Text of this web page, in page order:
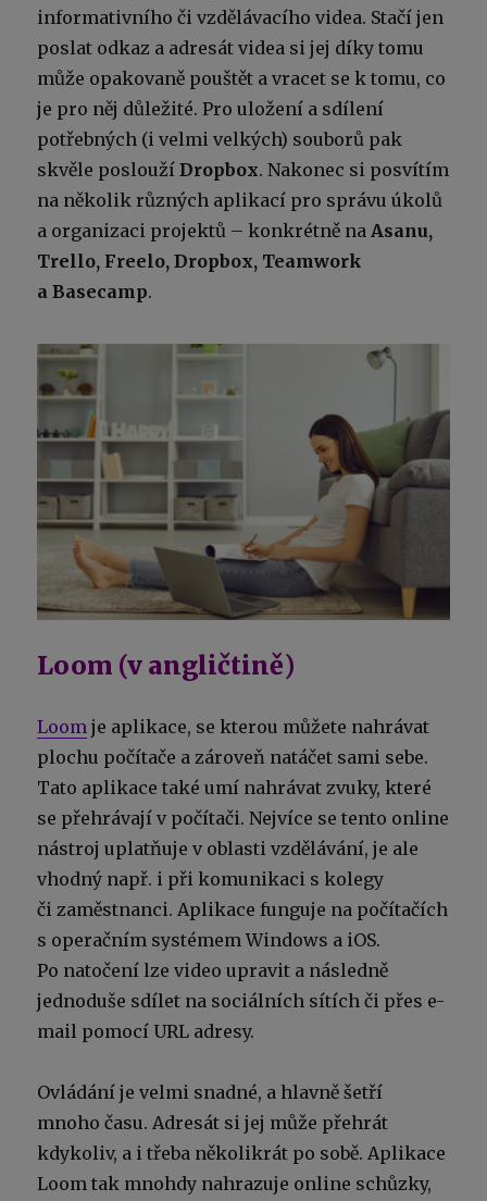
informativního či vzdělávacího videa. Stačí jen
poslat odkaz a adresát videa si jej díky tomu
může opakovaně pouštět a vracet se k tomu, co
je pro něj důležité. Pro uložení a sdílení
potřebných (i velmi velkých) souborů pak
skvěle posloužíDropbox. Nakonec si posvítím
na několik různých aplikací pro správu úkolů
a organizaci projektů – konkrétně naAsanu,
Trello, Freelo, Dropbox, Teamwork
a Basecamp.
Loom (v angličtině)
Loom je aplikace, se kterou můžete nahrávat
plochu počítače a zároveň natáčet sami sebe.
Tato aplikace také umí nahrávat zvuky, které
se přehrávají v počítači. Nejvíce se tento online
nástroj uplatňuje v oblasti vzdělávání, je ale
vhodný např. i při komunikaci s kolegy
či zaměstnanci. Aplikace funguje na počítačích
s operačním systémem Windows a iOS.
Po natočení lze video upravit a následně
jednoduše sdílet na sociálních sítích či přes e-
mail pomocí URL adresy.
Ovládání je velmi snadné, a hlavně šetří
mnoho času. Adresát si jej může přehrát
kdykoliv, a i třeba několikrát po sobě. Aplikace
Loom tak mnohdy nahrazuje online schůzky,